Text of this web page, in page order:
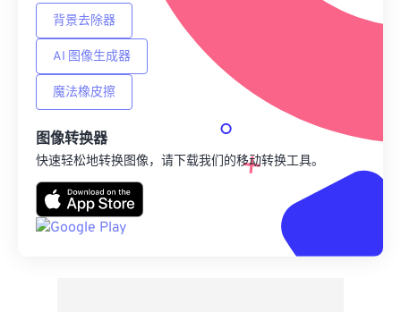
背景去除器
AI 图像生成器
魔法橡皮擦
图像转换器
快速轻松地转换图像，请下载我们的移动转换工具。